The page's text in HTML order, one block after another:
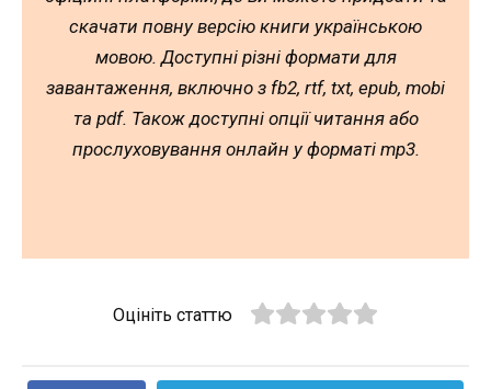
скачати повну версію книги українською
мовою. Доступні різні формати для
завантаження, включно з fb2, rtf, txt, epub, mobi
та pdf. Також доступні опції читання або
прослуховування онлайн у форматі mp3.
Оцініть статтю